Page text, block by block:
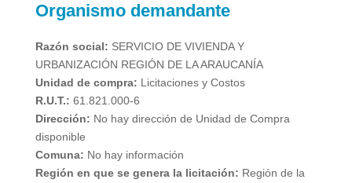
Organismo demandante
Razón social: SERVICIO DE VIVIENDA Y
URBANIZACIÓN REGIÓN DE LA ARAUCANÍA
Unidad de compra: Licitaciones y Costos
R.U.T.: 61.821.000-6
Dirección: No hay dirección de Unidad de Compra
disponible
Comuna: No hay información
Región en que se genera la licitación: Región de la